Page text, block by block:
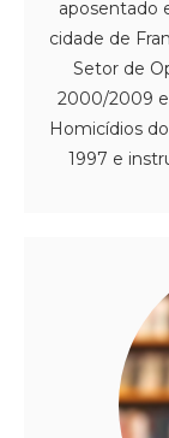
aposentado
cidade de
Setor de
2000/2009 e
Homicídios
1997 e